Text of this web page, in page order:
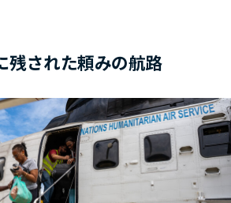
残された頼みの航路